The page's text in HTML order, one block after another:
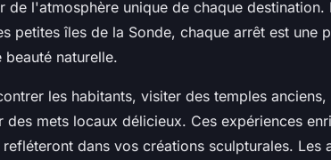
de l'atmosphère unique de chaque destination.
petites îles de la Sonde, chaque arrêt est une
naturelle.
les habitants, visiter des temples
mets locaux délicieux. Ces expériences
dans vos créations sculpturales. Les